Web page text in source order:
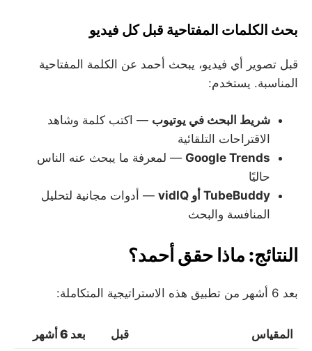
بحث الكلمات المفتاحية قبل كل فيديو
قبل تصوير أي فيديو، يبحث أحمد عن الكلمة المفتاحية
المناسبة. يستخدم:
شريط البحث في يوتيوب — اكتب كلمة وشاهد
الاقتراحات التلقائية
Google Trends — لمعرفة ما يبحث عنه الناس
حاليًا
TubeBuddy أو vidIQ
— أدوات مجانية لتحليل
المنافسة والبحث
النتائج: ماذا حقق أحمد؟
بعد 6 أشهر من تطبيق هذه الاستراتيجية المتكاملة:
المقياس قبل
بعد 6 أشهر